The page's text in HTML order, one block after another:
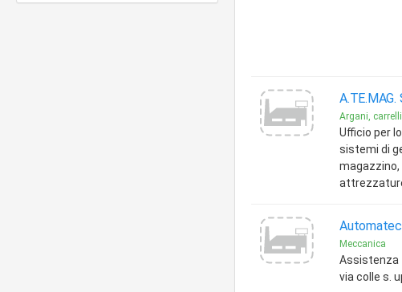
A.TE.MAG.
Argani,
Ufficio per
sistemi di
Meccanica
Assistenza
via colle s.